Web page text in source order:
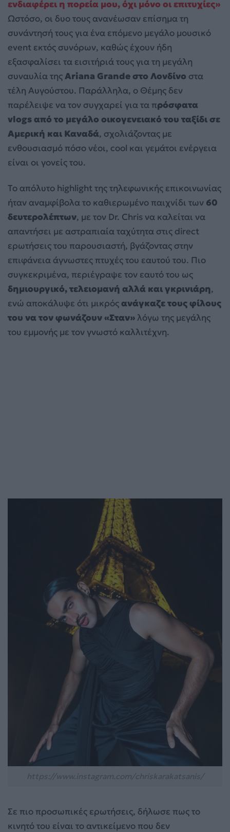
ενδιαφέρει η πορεία μου, όχι μόνο οι επιτυχίες»
Ωστόσο, οι δυο τους ανανέωσαν επίσημα τη
συνάντησή τους για ένα επόμενο μεγάλο μουσικό
event εκτός συνόρων, καθώς έχουν ήδη
εξασφαλίσει τα εισιτήριά τους για τη μεγάλη
συναυλία τηςAriana Grande στο Λονδίνο στα
τέλη Αυγούστου. Παράλληλα, ο Θέμης δεν
παρέλειψε να τον συγχαρεί για τα πρόσφατα
vlogs από το μεγάλο οικογενειακό του ταξίδι σε
Αμερική και Καναδά, σχολιάζοντας με
ενθουσιασμό πόσο νέοι, cool και γεμάτοι ενέργεια
είναι οι γονείς του.
Το απόλυτο highlight της τηλεφωνικής επικοινωνίας
ήταν αναμφίβολα το καθιερωμένο παιχνίδι των 60
δευτερολέπτων, με τον Dr. Chris να καλείται να
απαντήσει με αστραπιαία ταχύτητα στις direct
ερωτήσεις του παρουσιαστή, βγάζοντας στην
επιφάνεια άγνωστες πτυχές του εαυτού του. Πιο
συγκεκριμένα, περιέγραψε τον εαυτό του ως
δημιουργικό, τελειομανή αλλά και γκρινιάρη,
ενώ αποκάλυψε ότι μικρόςανάγκαζε τους φίλους
του να τον φωνάζουν «Σταν»λόγω της μεγάλης
του εμμονής με τον γνωστό καλλιτέχνη.
Σε πιο προσωπικές ερωτήσεις, δήλωσε πως το
κινητό του είναι το αντικείμενο που δεν